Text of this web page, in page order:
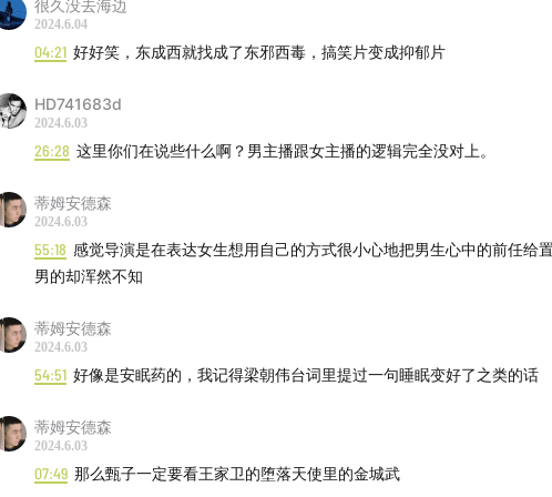
很久没去海边
2024.6.04
04:21 好好笑，东成西就找成了东邪西毒，搞笑片变成抑郁片
HD741683d
2024.6.03
26:28 这里你们在说些什么啊？男主播跟女主播的逻辑完全没对上。
蒂姆安德森
2024.6.03
55:18 感觉导演是在表达女生想用自己的方式很小心地把男生心中的前任给
男的却浑然不知
蒂姆安德森
2024.6.03
54:51 好像是安眠药的，我记得梁朝伟台词里提过一句睡眠变好了之类的话
蒂姆安德森
2024.6.03
07:49 那么甄子一定要看王家卫的堕落天使里的金城武